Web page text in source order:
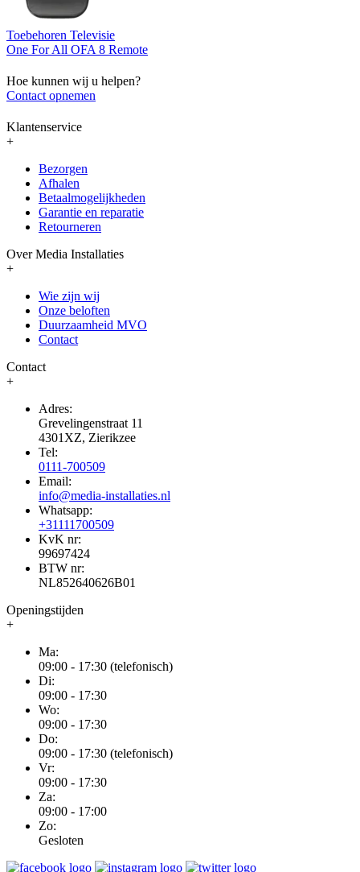
Toebehoren Televisie
One For All OFA 8 Remote
Hoe kunnen wij u helpen?
Contact opnemen
Klantenservice
+
Bezorgen
Afhalen
Betaalmogelijkheden
Garantie en reparatie
Retourneren
Over Media Installaties
+
Wie zijn wij
Onze beloften
Duurzaamheid MVO
Contact
Contact
+
Adres:
Grevelingenstraat 11
4301XZ, Zierikzee
Tel:
0111-700509
Email:
info@media-installaties.nl
Whatsapp:
+31111700509
KvK nr:
99697424
BTW nr:
NL852640626B01
Openingstijden
+
Ma:
09:00 - 17:30 (telefonisch)
Di:
09:00 - 17:30
Wo:
09:00 - 17:30
Do:
09:00 - 17:30 (telefonisch)
Vr:
09:00 - 17:30
Za:
09:00 - 17:00
Zo:
Gesloten